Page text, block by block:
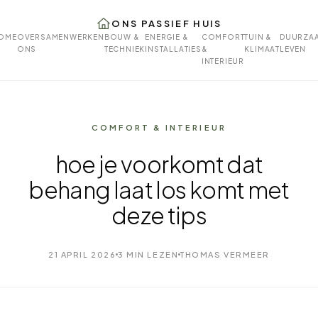
ONS PASSIEF HUIS
OVER
ONS
SAMENWERKEN BOUW &
TECHNIEK
ENERGIE &
INSTALLATIES
COMFORT
&
INTERIEUR
TUIN &
KLIMAATLEVEN
COMFORT & INTERIEUR
hoe je voorkomt dat
behang laat los komt met
deze tips
21 APRIL 2026 3 MIN LEZEN THOMAS VERMEER